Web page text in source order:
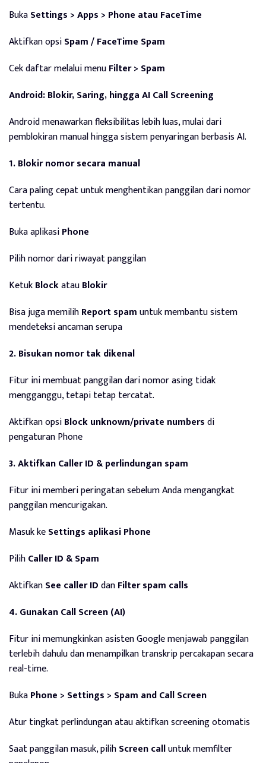
BukaSettings > Apps > Phone atau FaceTime
Aktifkan opsiSpam / FaceTime Spam
Cek daftar melalui menuFilter > Spam
Android: Blokir, Saring, hingga AI Call Screening
Android menawarkan fleksibilitas lebih luas, mulai dari
pemblokiran manual hingga sistem penyaringan berbasis AI.
1. Blokir nomor secara manual
Cara paling cepat untuk menghentikan panggilan dari nomor
tertentu.
Buka aplikasiPhone
Pilih nomor dari riwayat panggilan
KetukBlockatauBlokir
Bisa juga memilihReport spamuntuk membantu sistem
mendeteksi ancaman serupa
2. Bisukan nomor tak dikenal
Fitur ini membuat panggilan dari nomor asing tidak
mengganggu, tetapi tetap tercatat.
Aktifkan opsiBlock unknown/private numbersdi
pengaturan Phone
3. Aktifkan Caller ID & perlindungan spam
Fitur ini memberi peringatan sebelum Anda mengangkat
panggilan mencurigakan.
Masuk keSettings aplikasi Phone
PilihCaller ID & Spam
AktifkanSee caller IDdanFilter spam calls
4. Gunakan Call Screen (AI)
Fitur ini memungkinkan asisten Google menjawab panggilan
terlebih dahulu dan menampilkan transkrip percakapan secara
real-time.
BukaPhone > Settings > Spam and Call Screen
Atur tingkat perlindungan atau aktifkan screening otomatis
Saat panggilan masuk, pilihScreen calluntuk memfilter